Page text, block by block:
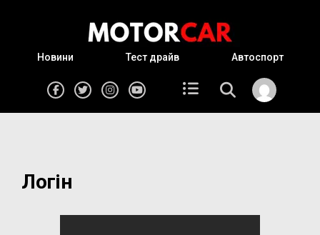
Новини Тест драйв Автоспорт
Логін